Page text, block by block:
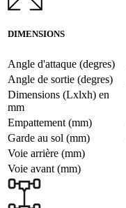
DIMENSIONS
Angle d'attaque (degres)
Angle de sortie (degres)
Dimensions (Lxlxh) en
mm
Empattement (mm)
Garde au sol (mm)
Voie arrière (mm)
Voie avant (mm)